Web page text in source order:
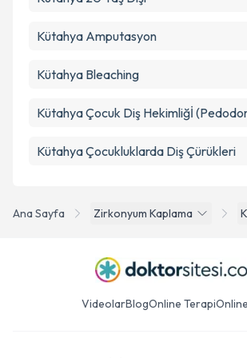
Ana Sayfa Zirkonyum Kaplama
Kütahya Amputasyon
Kütahya Bleaching
Kütahya Çocuk Diş Hekimliğİ
Kütahya Çocukluklarda Diş Çürükleri
VideolarBlogOnline Terapi